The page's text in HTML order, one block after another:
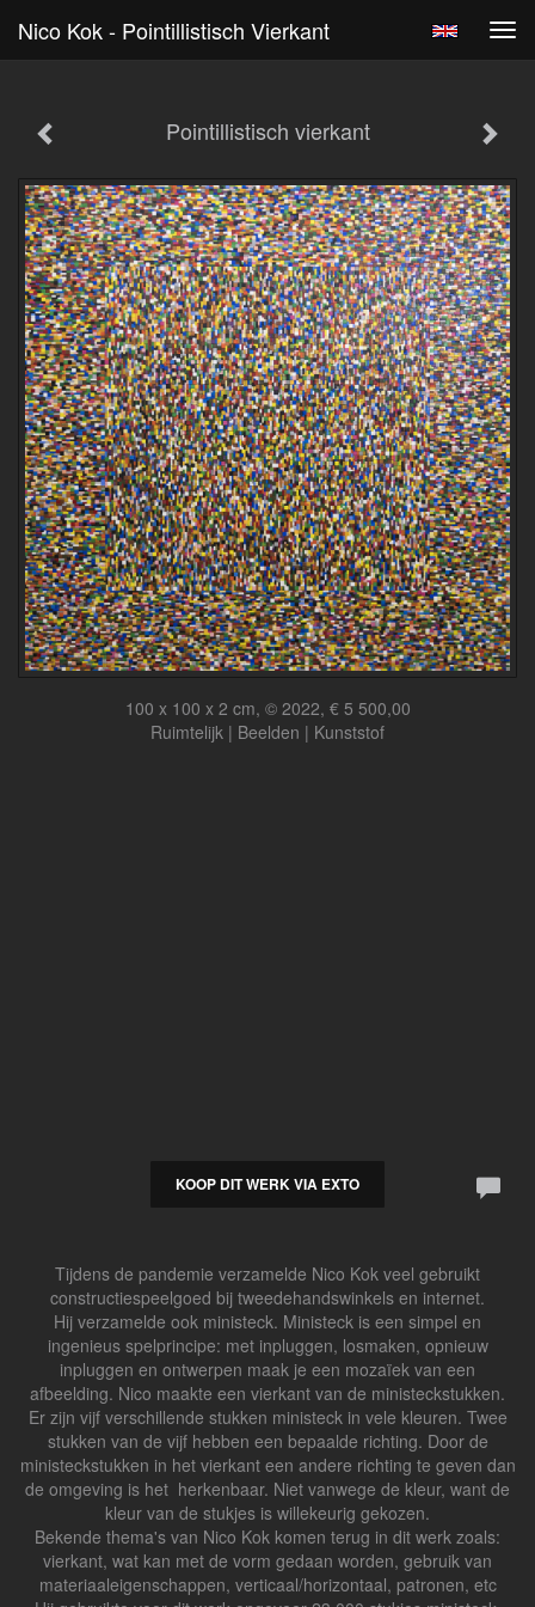
Nico Kok - Pointillistisch Vierkant
Pointillistisch vierkant
100 x 100 x 2 cm, © 2022, € 5 500,00
Ruimtelijk | Beelden | Kunststof
KOOP DIT WERK VIA EXTO
Tijdens de pandemie verzamelde Nico Kok veel gebruikt
constructiespeelgoed bij tweedehandswinkels en internet.
Hij verzamelde ook ministeck. Ministeck is een simpel en
ingenieus spelprincipe: met inpluggen, losmaken, opnieuw
inpluggen en ontwerpen maak je een mozaïek van een
afbeelding. Nico maakte een vierkant van de ministeckstukken.
Er zijn vijf verschillende stukken ministeck in vele kleuren. Twee
stukken van de vijf hebben een bepaalde richting. Door de
ministeckstukken in het vierkant een andere richting te geven dan
de omgeving is het herkenbaar. Niet vanwege de kleur, want de
kleur van de stukjes is willekeurig gekozen.
Bekende thema's van Nico Kok komen terug in dit werk zoals:
vierkant, wat kan met de vorm gedaan worden, gebruik van
materiaaleigenschappen, verticaal/horizontaal, patronen, etc